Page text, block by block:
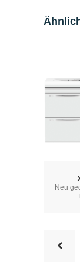
Neu